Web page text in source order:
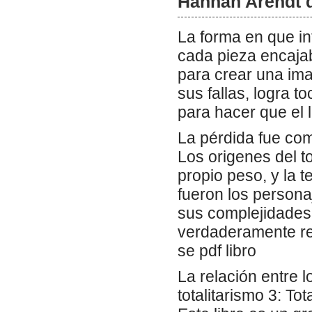
La forma en que
cada pieza
para crear una
sus fallas, logra
para hacer que el
La pérdida fue
Los origenes del
propio peso, y la
fueron los
sus
verdaderamente
se pdf libro
La relación entre
totalitarismo 3: